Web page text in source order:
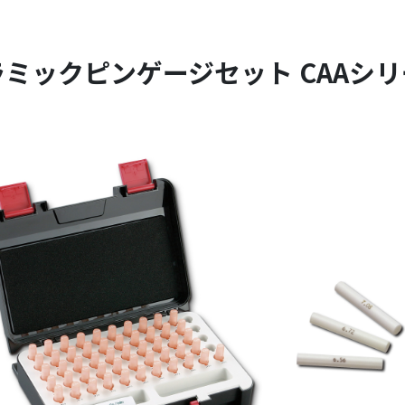
ックピンゲージセット CAAシ